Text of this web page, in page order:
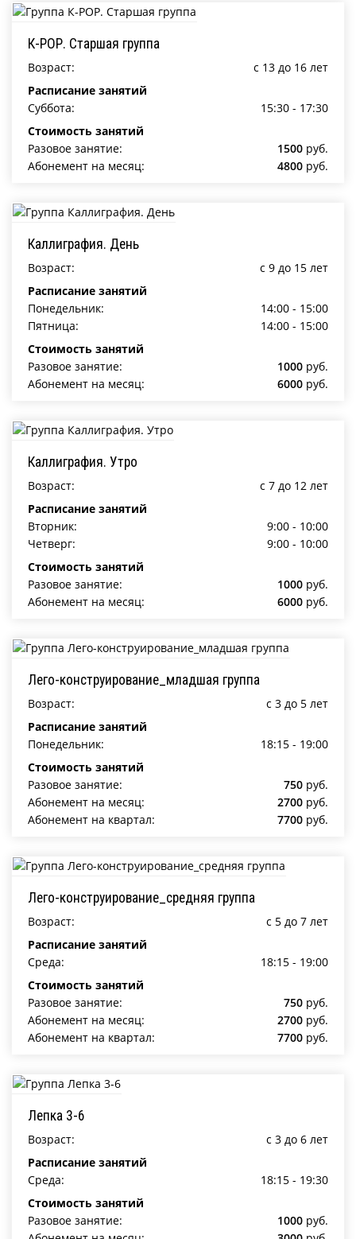
К-РОР. Старшая группа
Возраст:
c 13 до 16 лет
Расписание занятий
Суббота:
15:30 - 17:30
Стоимость занятий
Разовое занятие:
1500 руб.
Абонемент на месяц:
4800 руб.
Каллиграфия. День
Возраст:
c 9 до 15 лет
Расписание занятий
Понедельник:
14:00 - 15:00
Пятница:
14:00 - 15:00
Стоимость занятий
Разовое занятие:
1000 руб.
Абонемент на месяц:
6000 руб.
Каллиграфия. Утро
Возраст:
c 7 до 12 лет
Расписание занятий
Вторник:
9:00 - 10:00
Четверг:
9:00 - 10:00
Стоимость занятий
Разовое занятие:
1000 руб.
Абонемент на месяц:
6000 руб.
Лего-конструирование_младшая группа
Возраст:
c 3 до 5 лет
Расписание занятий
Понедельник:
18:15 - 19:00
Стоимость занятий
Разовое занятие:
750 руб.
Абонемент на месяц:
2700 руб.
Абонемент на квартал:
7700 руб.
Лего-конструирование_средняя группа
Возраст:
c 5 до 7 лет
Расписание занятий
Среда:
18:15 - 19:00
Стоимость занятий
Разовое занятие:
750 руб.
Абонемент на месяц:
2700 руб.
Абонемент на квартал:
7700 руб.
Лепка 3-6
Возраст:
c 3 до 6 лет
Расписание занятий
Среда:
18:15 - 19:30
Стоимость занятий
Разовое занятие:
1000 руб.